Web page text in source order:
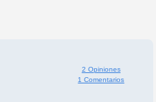
2 Opiniones
1 Comentarios